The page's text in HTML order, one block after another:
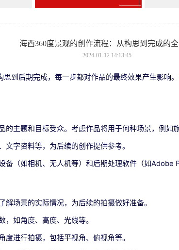
海西360度景观的创作流程：从构思到完成的
2024-01-12 14:13:45
到后期完成，每一步都对作品的最终效果产生影响
的主题和目标受众。考虑作品将用于何种场景，例如
字资料等，为后续的创作提供参考。
备（如相机、无人机等）和后期处理软件（如Adobe
场景的实际情况，为后续的拍摄做好准备。
，如角度、高度、光线等。
进行拍摄，包括平视角、俯视角等。